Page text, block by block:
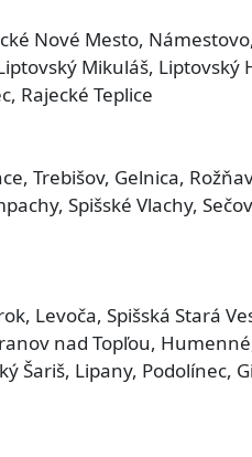
Nové Mesto,
Mikuláš, Liptovský
Rajecké Teplice
Trebišov, Gelnica,
Spišské Vlachy,
Levoča, Spišská Stará
nad Topľou,
Šariš, Lipany, Podolínec,